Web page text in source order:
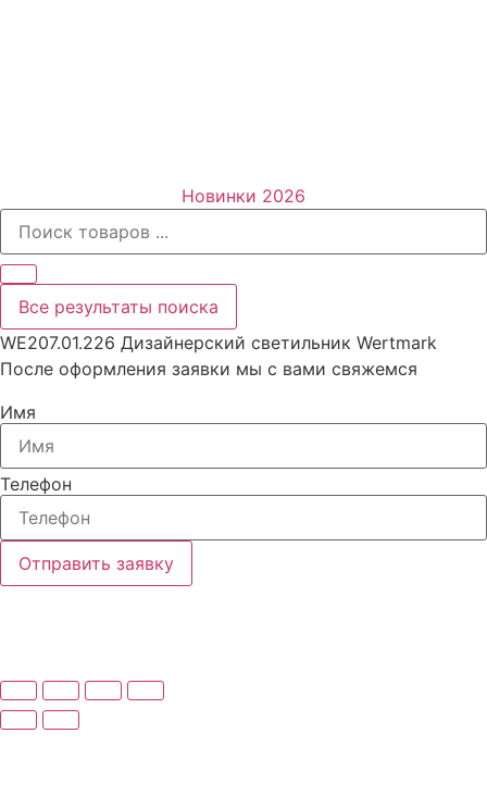
Новинки 2026
Все результаты поиска
WE207.01.226 Дизайнерский светильник Wertmark
После оформления заявки мы с вами свяжемся
Имя
Телефон
Отправить заявку